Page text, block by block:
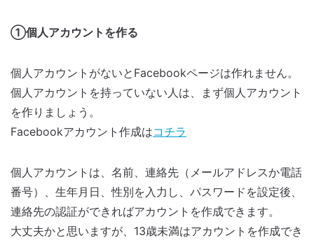
①個人アカウントを作る
個人アカウントがないとFacebookページは作れません。
個人アカウントを持っていない人は、まず個人アカウント
を作りましょう。
Facebookアカウント作成はコチラ
個人アカウントは、名前、連絡先（メールアドレスか電話
番号）、生年月日、性別を入力し、パスワードを設定後、
連絡先の認証ができればアカウントを作成できます。
大丈夫かと思いますが、13歳未満はアカウントを作成でき